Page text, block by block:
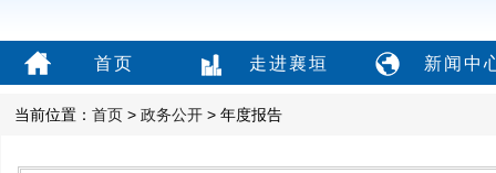
首页 走进襄垣 新闻中
当前位置： 首页 > 政务公开 > 年度报告